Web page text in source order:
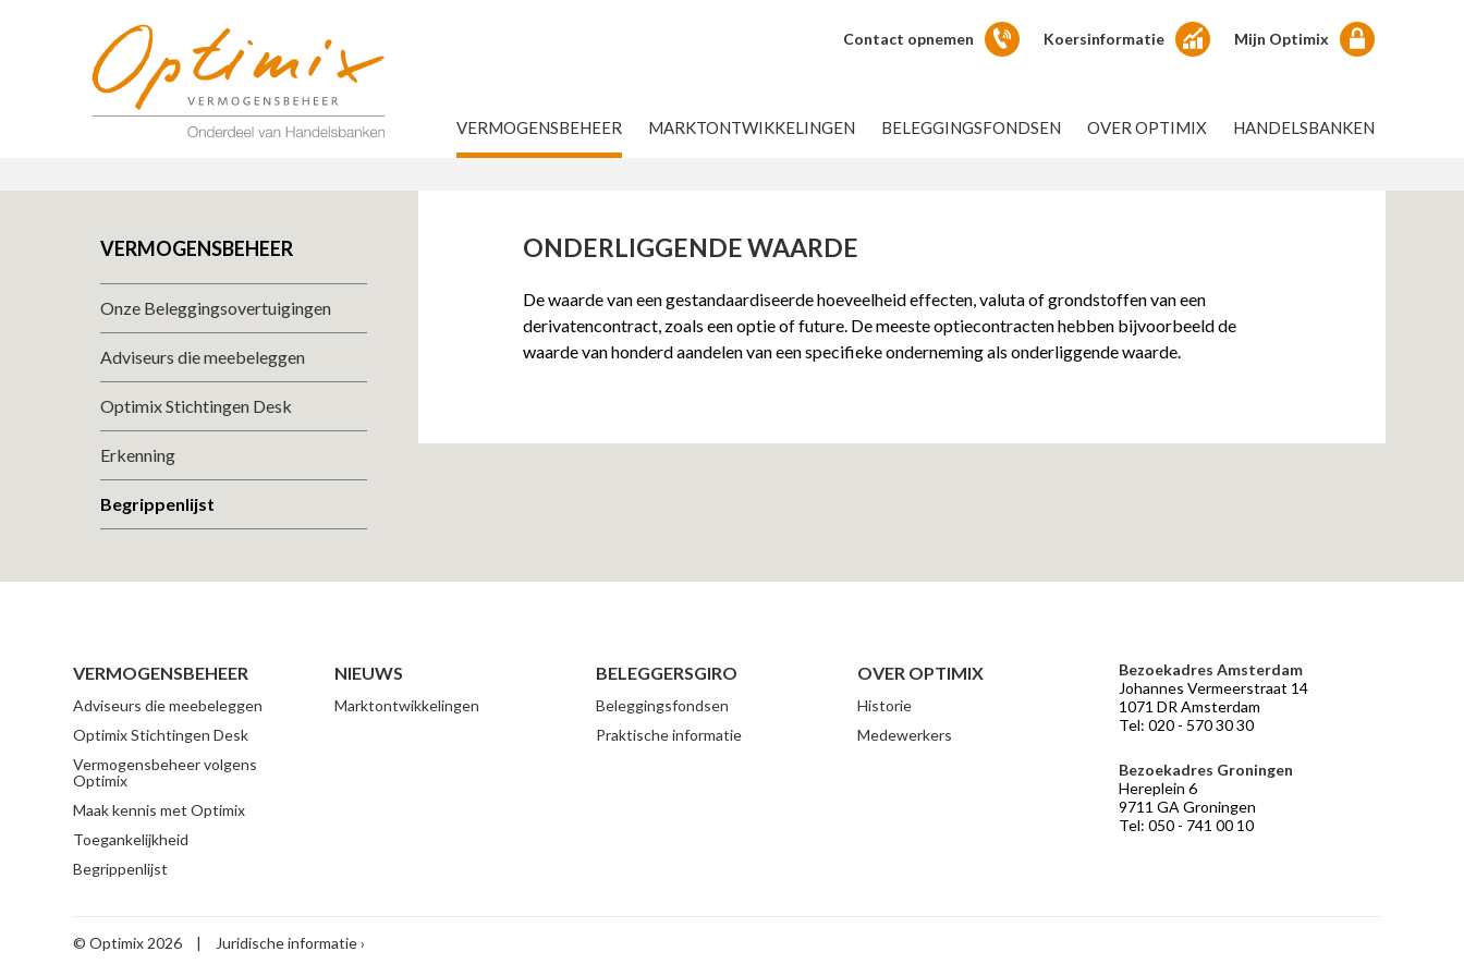
VERMOGENSBEHEER MARKTONTWIKKELINGEN BELEGGINGSFONDSEN OVER OPTIMIX HANDELSBANKEN
Contact opnemen Koersinformatie Mijn Optimix
VERMOGENSBEHEER
Onze Beleggingsovertuigingen
Adviseurs die meebeleggen
Optimix Stichtingen Desk
Erkenning
Begrippenlijst
ONDERLIGGENDE WAARDE
De waarde van een gestandaardiseerde hoeveelheid effecten, valuta of grondstoffen van een
derivatencontract, zoals een optie of future. De meeste optiecontracten hebben bijvoorbeeld de
waarde van honderd aandelen van een specifieke onderneming als onderliggende waarde.
VERMOGENSBEHEER
Adviseurs die meebeleggen
Optimix Stichtingen Desk
Vermogensbeheer volgens
Optimix
Maak kennis met Optimix
Toegankelijkheid
Begrippenlijst
NIEUWS
Marktontwikkelingen
BELEGGERSGIRO
Beleggingsfondsen
Praktische informatie
OVER OPTIMIX
Historie
Medewerkers
Bezoekadres Amsterdam
Johannes Vermeerstraat 14
1071 DR Amsterdam
Tel: 020 - 570 30 30
Bezoekadres Groningen
Hereplein 6
9711 GA Groningen
Tel: 050 - 741 00 10
© Optimix 2026 | Juridische informatie